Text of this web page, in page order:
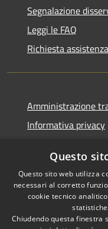
Segnalazione
Leggi le FAQ
Richiesta assistenza
Amministrazione
Informativa privacy
Dichiarazione di
RSS
Questo
Questo sito web utilizza
necessari al corretto
cookie tecnico
Chiudendo questa finestra